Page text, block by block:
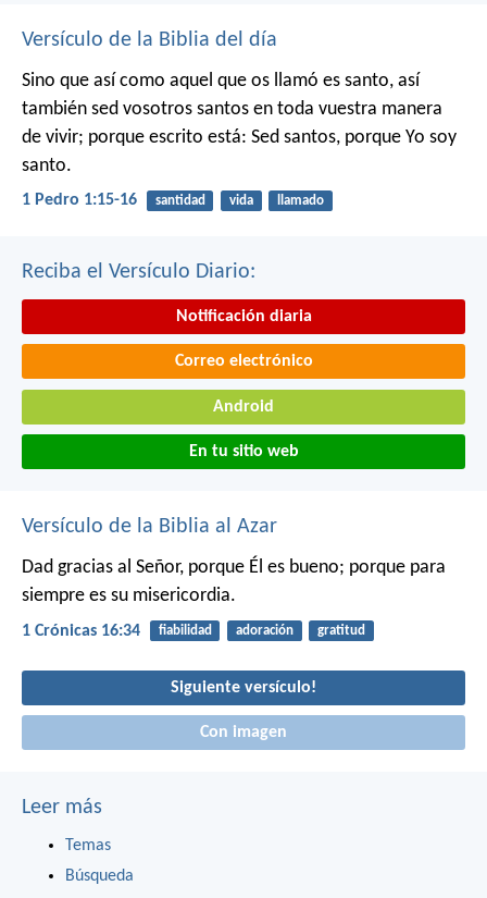
Versículo de la Biblia del día
Sino que así como aquel que os llamó es santo, así
también sed vosotros santos en toda vuestra manera
de vivir; porque escrito está: Sed santos, porque Yo soy
santo.
1 Pedro 1:15-16 santidad vida llamado
Reciba el Versículo Diario:
Notificación diaria
Correo electrónico
Android
En tu sitio web
Versículo de la Biblia al Azar
Dad gracias al Señor, porque Él es bueno; porque para
siempre es su misericordia.
1 Crónicas 16:34 fiabilidad adoración gratitud
Siguiente versículo!
Con imagen
Leer más
Temas
Búsqueda